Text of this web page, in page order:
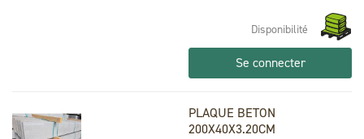
Disponibilité
Se connecter
PLAQUE BETON
200X40X3.20CM